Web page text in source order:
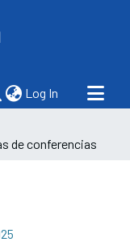
Log In (current)
de conferencias